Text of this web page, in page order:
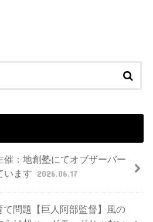
催：地創塾にてオブザーバー
います 2026.06.17
て問題【巨人阿部監督】風の